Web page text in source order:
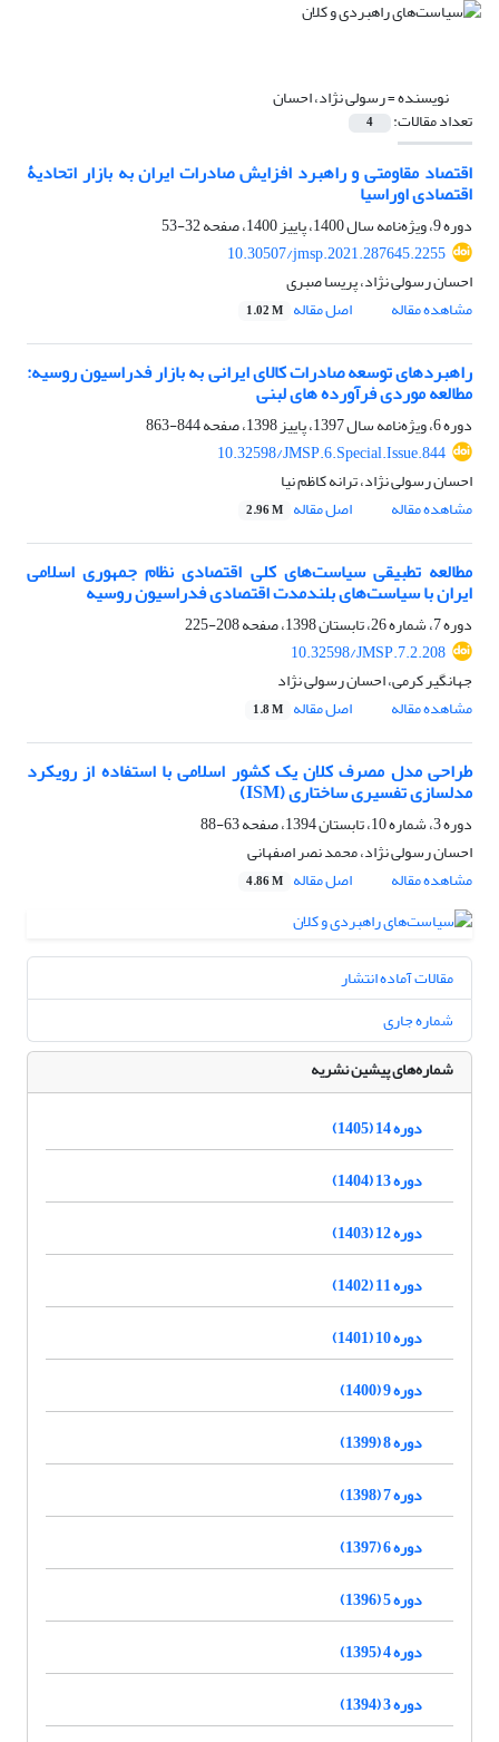
نویسنده =رسولی نژاد، احسان
تعداد مقالات: 4
اقتصاد مقاومتی و راهبرد افزایش صادرات ایران به بازار اتحادیۀ
اقتصادی اوراسیا
دوره 9، ویژه‌نامه سال 1400، پاییز 1400، صفحه
32-53
10.30507/jmsp.2021.287645.2255
احسان رسولی نژاد، پریسا صبری
مشاهده مقاله
اصل مقاله 1.02 M
راهبردهای توسعه صادرات کالای ایرانی به بازار فدراسیون روسیه:
مطالعه موردی فرآورده های لبنی
دوره 6، ویژه‌نامه سال 1397، پاییز 1398، صفحه
844-863
10.32598/JMSP.6.Special.Issue.844
احسان رسولی نژاد، ترانه کاظم نیا
مشاهده مقاله
اصل مقاله 2.96 M
مطالعه تطبیقی سیاست‌های کلی اقتصادی نظام جمهوری اسلامی
ایران با سیاست‌های بلندمدت اقتصادی فدراسیون روسیه
دوره 7، شماره 26، تابستان 1398، صفحه
208-225
10.32598/JMSP.7.2.208
جهانگیر کرمی، احسان رسولی نژاد
مشاهده مقاله
اصل مقاله 1.8 M
طراحی مدل مصرف کلان یک کشور اسلامی با استفاده از رویکرد
مدلسازی تفسیری ساختاری (ISM)
دوره 3، شماره 10، تابستان 1394، صفحه
63-88
احسان رسولی نژاد، محمد نصر اصفهانی
مشاهده مقاله
اصل مقاله 4.86 M
مقالات آماده انتشار
شماره جاری
شماره‌های پیشین نشریه
دوره 14 (1405)
دوره 13 (1404)
دوره 12 (1403)
دوره 11 (1402)
دوره 10 (1401)
دوره 9 (1400)
دوره 8 (1399)
دوره 7 (1398)
دوره 6 (1397)
دوره 5 (1396)
دوره 4 (1395)
دوره 3 (1394)